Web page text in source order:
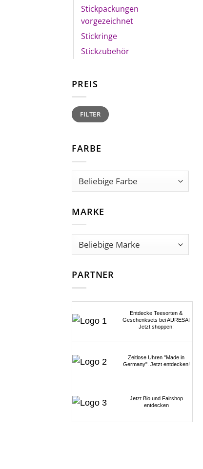
Stickpackungen
vorgezeichnet
Stickringe
Stickzubehör
PREIS
Min.
Preis
Max.
PreisFILTER
FARBE
MARKE
PARTNER
Entdecke Teesorten &
Geschenksets bei AURESA!
Jetzt shoppen!
Zeitlose Uhren "Made in
Germany". Jetzt entdecken!
Jetzt Bio und Fairshop
entdecken